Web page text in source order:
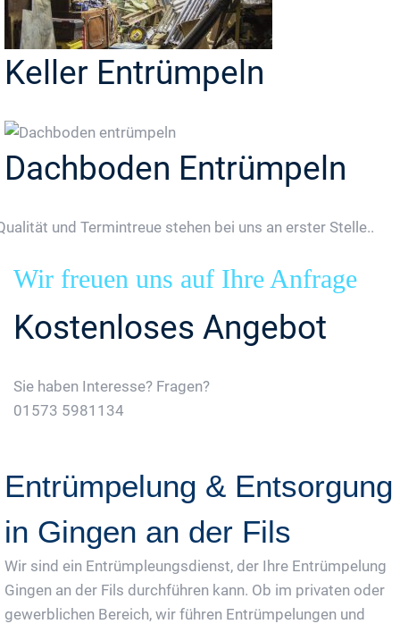
Keller Entrümpeln
Dachboden Entrümpeln
und Termintreue stehen bei uns an erster Stelle..
Wir freuen uns auf Ihre Anfrage
Kostenloses Angebot
Sie haben Interesse? Fragen?
01573 5981134
Entrümpelung & Entsorgung
in Gingen an der Fils
Wir sind ein Entrümpleungsdienst, der Ihre Entrümpelung
Gingen an der Fils durchführen kann. Ob im privaten oder
gewerblichen Bereich, wir führen Entrümpelungen und